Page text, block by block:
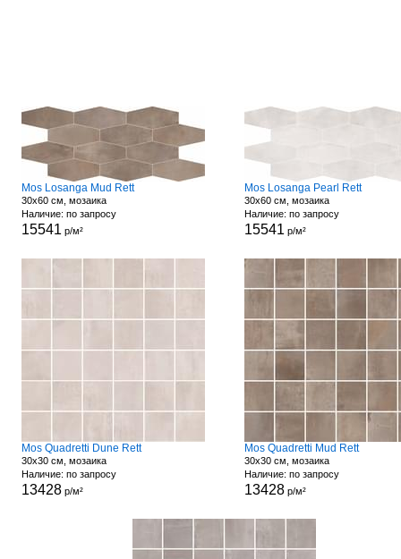
Mos Losanga Mud Rett
30x60 см, мозаика
Наличие: по запросу
15541 р/м²
Mos Losanga Pearl Rett
30x60 см, мозаика
Наличие: по запросу
15541 р/м²
Mos Quadretti Dune Rett
30x30 см, мозаика
Наличие: по запросу
13428р/м²
Mos Quadretti Mud Rett
30x30 см, мозаика
Наличие: по запросу
13428р/м²